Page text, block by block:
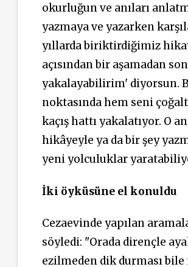
okurluğun ve anıları
yazmaya ve yazarken
yıllarda biriktirdiğimiz
açısından bir aşamadan
yakalayabilirim' diyorsun.
noktasında hem seni
kaçış hattı yakalatıyor. O
hikâyeyle ya da bir şey
yeni yolculuklar
İki öyküsüne el konuldu
Cezaevinde yapılan
söyledi: "Orada dirençle
ezilmeden dik durması bile